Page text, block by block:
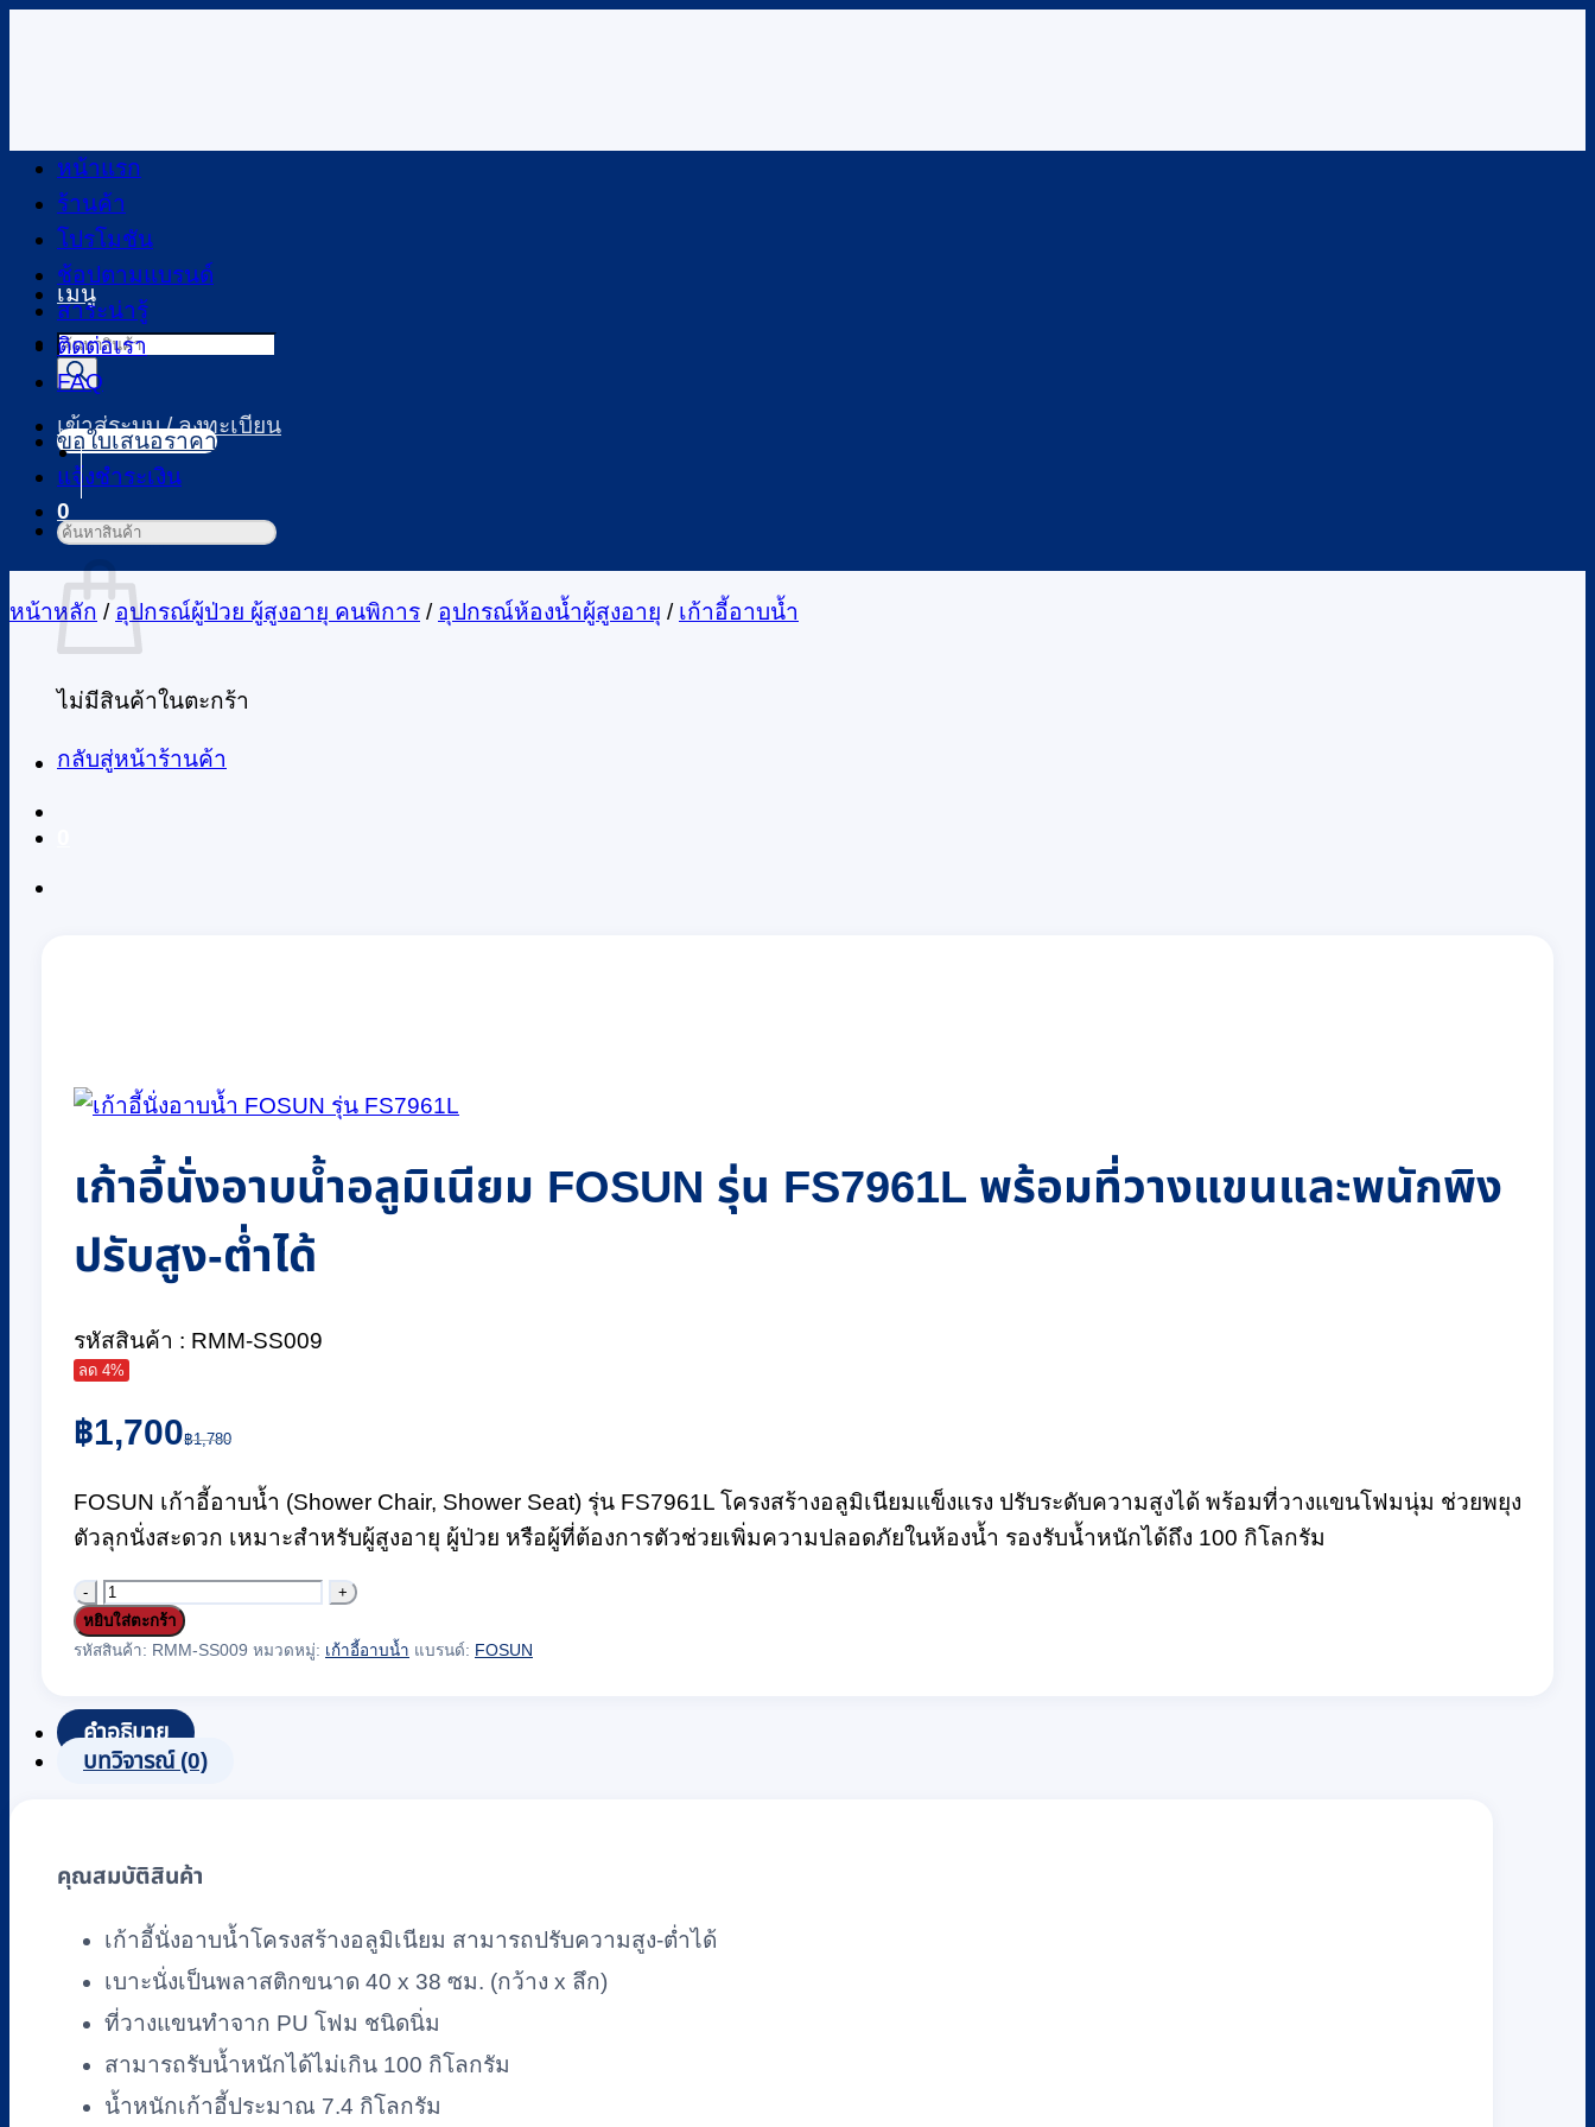
เมนู
Products
search
เข้าสู่ระบบ / ลงทะเบียน
0
ตะกร้าสินค้า
ไม่มีสินค้าในตะกร้า
กลับสู่หน้าร้านค้า
หน้าแรก
ร้านค้า
โปรโมชัน
ช้อปตามแบรนด์
สาระน่ารู้
ติดต่อเรา
FAQ
ขอใบเสนอราคา
แจ้งชำระเงิน
ค้นหา:
หน้าหลัก / อุปกรณ์ผู้ป่วย ผู้สูงอายุ คนพิการ / อุปกรณ์ห้องน้ำผู้สูงอายุ / เก้าอี้อาบน้ำ
เก้าอี้นั่งอาบน้ำอลูมิเนียม FOSUN รุ่น FS7961L พร้อมที่วางแขนและพนักพิง
ปรับสูง-ต่ำได้
รหัสสินค้า : RMM-SS009
ลด 4%
฿1,780
Original
price
฿1,780.
฿1,700
Current
price
฿1,700.
FOSUN เก้าอี้อาบน้ำ (Shower Chair, Shower Seat) รุ่น FS7961L โครงสร้างอลูมิเนียมแข็งแรง ปรับระดับความสูงได้ พร้อมที่วางแขนโฟมนุ่ม ช่วยพยุง
ตัวลุกนั่งสะดวก เหมาะสำหรับผู้สูงอายุ ผู้ป่วย หรือผู้ที่ต้องการตัวช่วยเพิ่มความปลอดภัยในห้องน้ำ รองรับน้ำหนักได้ถึง 100 กิโลกรัม
จำนวน
เก้าอี้
บน้ำอลู
มิ
รุ่น
พร้อม
วาง
แขน
และ
พนัก
หยิบใส่ตะกร้า
รหัสสินค้า: RMM-SS009 หมวดหมู่: เก้าอี้อาบน้ำ แบรนด์: FOSUN
คำอธิบาย
บทวิจารณ์ (0)
คุณสมบัติสินค้า
เก้าอี้นั่งอาบน้ำโครงสร้างอลูมิเนียม สามารถปรับความสูง-ต่ำได้
เบาะนั่งเป็นพลาสติกขนาด 40 x 38 ซม. (กว้าง x ลึก)
ที่วางแขนทำจาก PU โฟม ชนิดนิ่ม
สามารถรับน้ำหนักได้ไม่เกิน 100 กิโลกรัม
น้ำหนักเก้าอี้ประมาณ 7.4 กิโลกรัม